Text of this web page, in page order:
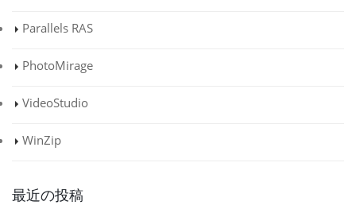
Parallels RAS
PhotoMirage
VideoStudio
WinZip
最近の投稿